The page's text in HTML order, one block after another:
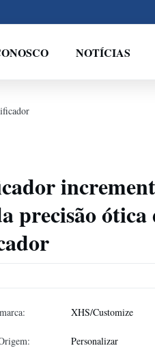
NOTÍCIAS
precisão ótica
XHS/Customize
Personalizar